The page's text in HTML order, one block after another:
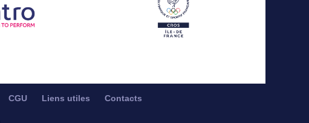
CGU Liens utiles Contacts